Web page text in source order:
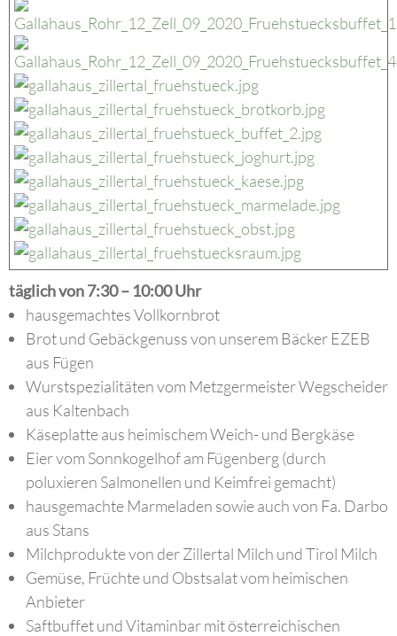
täglich von 7:30 – 10:00 Uhr
hausgemachtes Vollkornbrot
Brot und Gebäckgenuss von unserem Bäcker EZEB
aus Fügen
Wurstspezialitäten vom Metzgermeister Wegscheider
aus Kaltenbach
Käseplatte aus heimischem Weich- und Bergkäse
Eier vom Sonnkogelhof am Fügenberg (durch
poluxieren Salmonellen und Keimfrei gemacht)
hausgemachte Marmeladen sowie auch von Fa. Darbo
aus Stans
Milchprodukte von der Zillertal Milch und Tirol Milch
Gemüse, Früchte und Obstsalat vom heimischen
Anbieter
Saftbuffet und Vitaminbar mit österreichischen